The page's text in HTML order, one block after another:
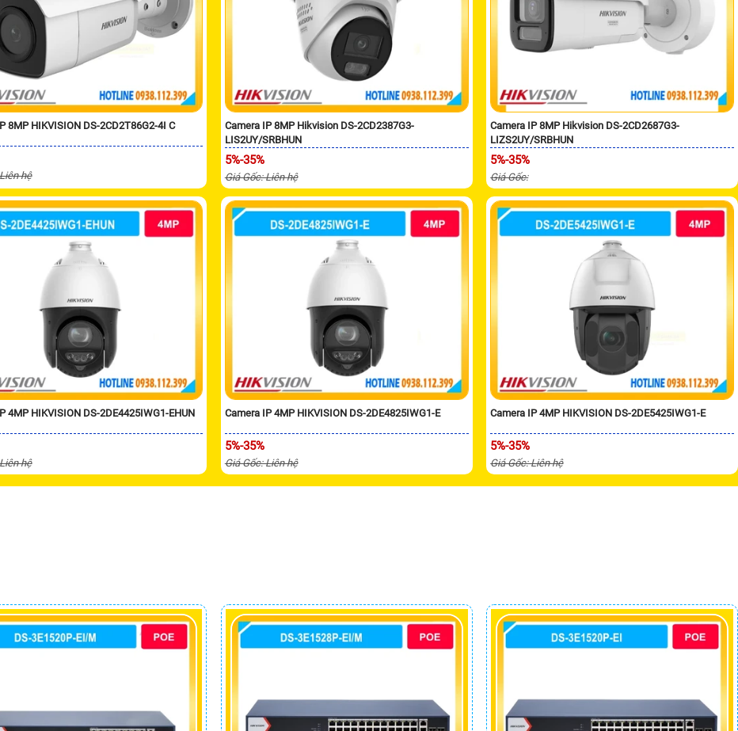
8MP HIKVISION DS-2CD2T86G2-4I C
hệ
Camera IP 8MP Hikvision DS-2CD2387G3-
LIS2UY/SRBHUN
5%-35%
Giá Gốc: Liên hệ
Camera IP 8MP Hikvision DS-2CD2687G3-
LIZS2UY/SRBHUN
5%-35%
Giá Gốc:
4MP HIKVISION DS-2DE4425IWG1-EHUN
hệ
Camera IP 4MP HIKVISION DS-2DE4825IWG1-E
5%-35%
Giá Gốc: Liên hệ
Camera IP 4MP HIKVISION DS-2DE5425IWG1-E
5%-35%
Giá Gốc: Liên hệ